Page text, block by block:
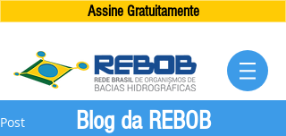
Assine Gratuitamente
Post Blog da REBOB